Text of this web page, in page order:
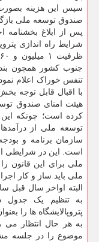
صندوق توسعه ملی
شرایط راه اندازی
جنوب کشور همچون
تنفس خوراک اعلام
با اقبال قابل توجه
هیئت امنای صندوق
کرده است؛ چونکه
توسعه ملی از
سازمان برنامه و
است. این در شرایطی
ملی برای این قانون
ملی باید ساز و کار
البته اواخر سال قبل
به تنظیم یک جدول
پتروپالایشگاه ها را
به هر حال انتظار می
موضوع را در جلسه